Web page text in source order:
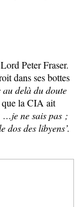
Peter Fraser.
dans ses bottes
delà du doute
que la CIA ait
…je ne sais pas ;
dos des libyens’.